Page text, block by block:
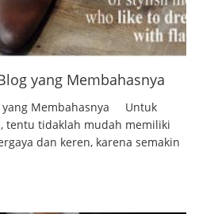
yang Membahasnya
yang Membahasnya Untuk
tentu tidaklah mudah memiliki
dan keren, karena semakin